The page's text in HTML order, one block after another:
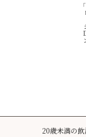
20歳未満の飲